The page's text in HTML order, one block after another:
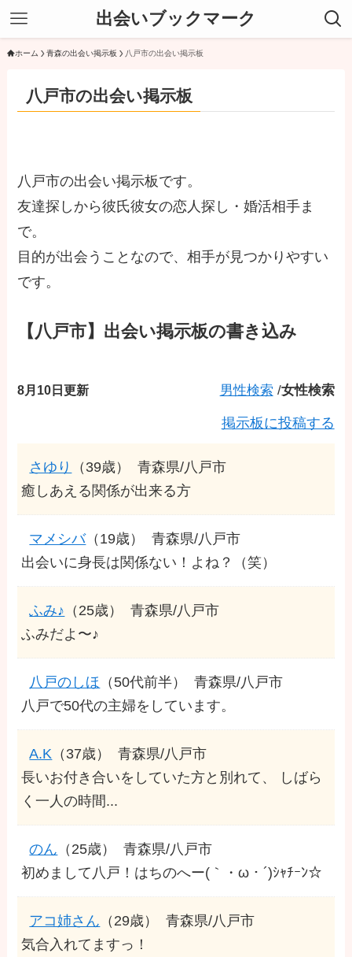
出会いブックマーク
ホーム 青森の出会い掲示板 八戸市の出会い掲示板
八戸市の出会い掲示板
八戸市の出会い掲示板です。
友達探しから彼氏彼女の恋人探し・婚活相手ま
で。
目的が出会うことなので、相手が見つかりやすい
です。
【八戸市】出会い掲示板の書き込み
8月10日更新 男性検索 /女性検索
掲示板に投稿する
さゆり （39歳）
青森県/八戸市
癒しあえる関係が出来る方
マメシバ（19歳）
青森県/八戸市
出会いに身長は関係ない！よね？（笑）
ふみ♪ （25歳）
青森県/八戸市
ふみだよ〜♪
八戸のしほ （50代前半）
青森県/八戸市
八戸で50代の主婦をしています。
A.K （37歳）
青森県/八戸市
長いお付き合いをしていた方と別れて、 しばら
く一人の時間...
のん （25歳）
青森県/八戸市
初めまして八戸！はちのへー(｀・ω・´)ｼｬﾁｰﾝ☆
アコ姉さん （29歳）
青森県/八戸市
気合入れてますっ！